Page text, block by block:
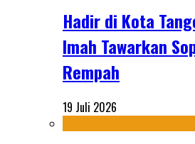
Hadir di Kota
Imah Tawarkan
Rempah
19 Juli 2026